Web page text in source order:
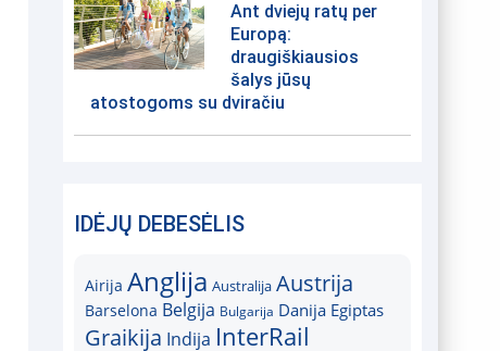
Ant dviejų ratų per
Europą:
draugiškiausios
šalys jūsų
atostogoms su dviračiu
IDĖJŲ DEBESĖLIS
Airija Anglija Australija Austrija
Barselona Belgija Bulgarija Danija Egiptas
Graikija Indija InterRail